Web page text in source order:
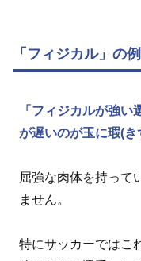
「フィジカル」の
「フィジカルが強
が遅いのが玉に瑕(き
屈強な肉体を持って
ません。
特にサッカーではこ